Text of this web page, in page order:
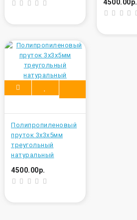
4500.00р.
Полипропиленовый
пруток 3x3x5мм
треугольный
натуральный
4500.00р.